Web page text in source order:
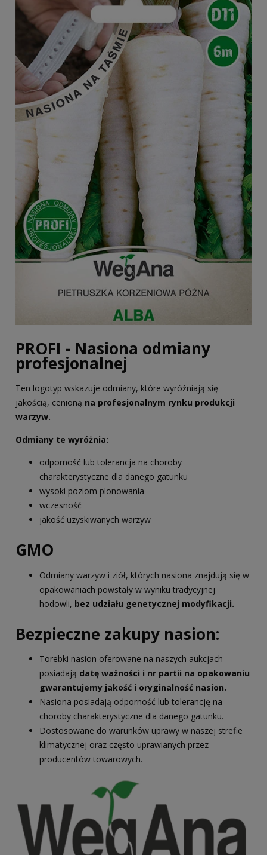
PROFI - Nasiona odmiany
profesjonalnej
Ten logotyp wskazuje odmiany, które wyróżniają się
jakością, cenioną na profesjonalnym rynku produkcji
warzyw.
Odmiany te wyróżnia:
odporność lub tolerancja na choroby
charakterystyczne dla danego gatunku
wysoki poziom plonowania
wczesność
jakość uzyskiwanych warzyw
GMO
Odmiany warzyw i ziół, których nasiona znajdują się w
opakowaniach powstały w wyniku tradycyjnej
hodowli, bez udziału genetycznej modyfikacji.
Bezpieczne zakupy nasion:
Torebki nasion oferowane na naszych aukcjach
posiadają datę ważności i nr partii na opakowaniu
gwarantujemy jakość i oryginalność nasion.
Nasiona posiadają odporność lub tolerancję na
choroby charakterystyczne dla danego gatunku.
Dostosowane do warunków uprawy w naszej strefie
klimatycznej oraz często uprawianych przez
producentów towarowych.